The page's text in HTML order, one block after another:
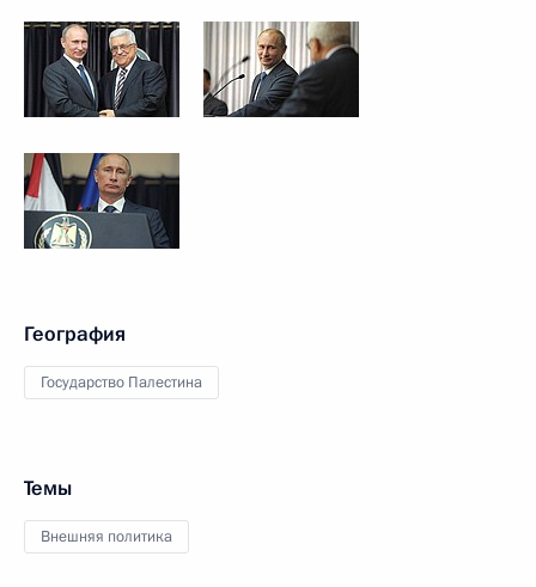
География
Государство Палестина
Темы
Внешняя политика